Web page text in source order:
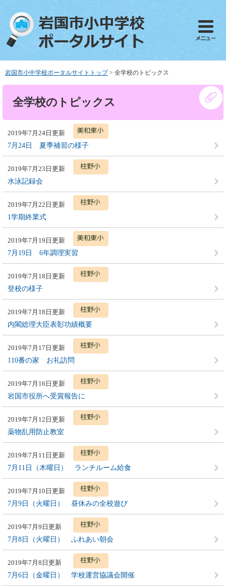
ペ
で
メ
ば
へ
岩国市小中学校ポータルサイトトップ > 全学校のトピックス
全学校のトピックス
2019年7月24日更新
7月24日 夏季補習の様子
2019年7月23日更新
水泳記録会
2019年7月22日更新
1学期終業式
2019年7月19日更新
7月19日 6年調理実習
2019年7月18日更新
登校の様子
2019年7月18日更新
内閣総理大臣表彰功績概要
2019年7月17日更新
110番の家 お礼訪問
2019年7月16日更新
岩国市役所へ受賞報告に
2019年7月12日更新
薬物乱用防止教室
2019年7月11日更新
7月11日（木曜日） ランチルーム給食
2019年7月10日更新
7月9日（火曜日） 昼休みの全校遊び
2019年7月9日更新
7月8日（火曜日） ふれあい朝会
2019年7月8日更新
7月6日（金曜日） 学校運営協議会開催